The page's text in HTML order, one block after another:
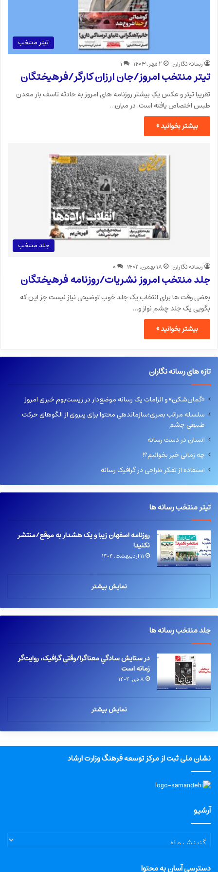
تیتر منتخب
رسانه نگاران ۲ مهر, ۱۴۰۳ ۱
تیتر منتخب امروز/جان ارزان کارگر/فرهیختگان
تقریبا تیتر و عکس یکِ بیشتر روزنامه های امروز به حادثه تاسف بار معدن
طبس اختصاص یافته است. در میان…
بیشتر بخوانید »
جلد منتخب
رسانه نگاران ۱۸ بهمن, ۱۴۰۲ ۰
جلد منتخب امروز نشریات/روزنامه فرهیختگان
بعضی وقت ها برای انتخاب یک جلد خوب توضیحی نیاز نیست جز این که
بگویی یک جلد چشم نواز و…
بیشتر بخوانید »
تازه های رسانه نگاران
«گمان‌شکن» و الزامات یک رسانه موضع‌دار در زیست‌بوم خبری امروز
سلسله مراتب بصری؛سازماندهی محتوا برای پیروی از الگوهای حرکت
طبیعی چشم
انسان در دست رسانه
چه زمانی خبر بخوانیم؟!
استفاده از تفکر طراحی در گرافیک رسانه
تیتر منتخب رسانه ها
روزنامه اصفهان زیبا و یک هشدار به موقع/منتشر
نکنید!
۱۱ اردیبهشت, ۱۴۰۴
نمایش بیشتر
جلد منتخب رسانه ها
در ستایش سادگیِ معناگرا/وقتی گرافیک، روایت‌گر
زمانه است
۸ دی, ۱۴۰۴
نمایش بیشتر
نشان ملی ثبت از مرکز توسعه فرهنگ وزارت ارشاد
آرشیو
آرشیو
دسترسی آسان به محتوا